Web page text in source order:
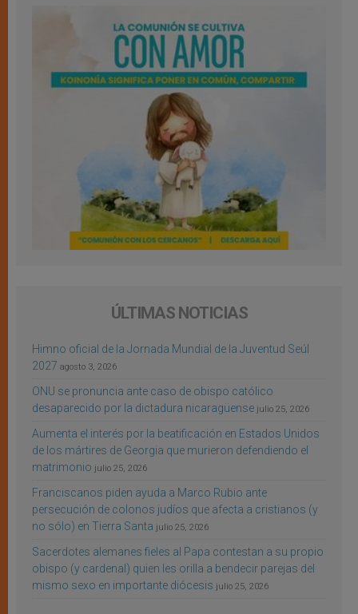
ÚLTIMAS NOTICIAS
Himno oficial de la Jornada Mundial de la Juventud Seúl
2027 agosto 3, 2026
ONU se pronuncia ante caso de obispo católico
desaparecido por la dictadura nicaragüense julio 25, 2026
Aumenta el interés por la beatificación en Estados Unidos
de los mártires de Georgia que murieron defendiendo el
matrimonio julio 25, 2026
Franciscanos piden ayuda a Marco Rubio ante
persecución de colonos judíos que afecta a cristianos (y
no sólo) en Tierra Santa julio 25, 2026
Sacerdotes alemanes fieles al Papa contestan a su propio
obispo (y cardenal) quien les orilla a bendecir parejas del
mismo sexo en importante diócesis julio 25, 2026